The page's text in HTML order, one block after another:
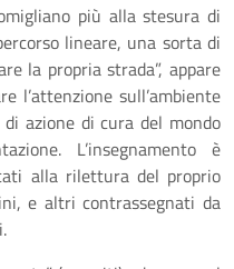
più alla stesura di
lineare, una sorta di
la propria strada”, appare
l’attenzione sull’ambiente
azione di cura del mondo
L’insegnamento è
alla rilettura del proprio
e altri contrassegnati da